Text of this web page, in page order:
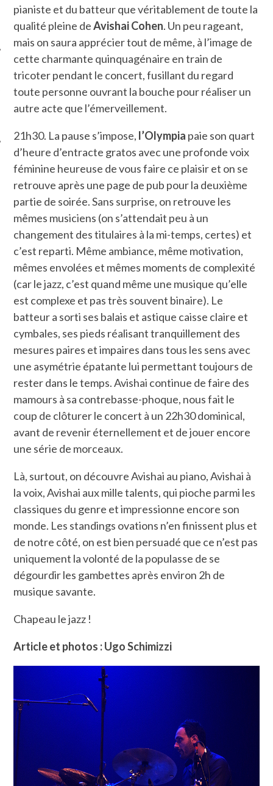
SOCIAUX
pianiste et du batteur que véritablement de toute la
qualité pleine deAvishai Cohen. Un peu rageant,
mais on saura apprécier tout de même, à l’image de
cette charmante quinquagénaire en train de
tricoter pendant le concert, fusillant du regard
toute personne ouvrant la bouche pour réaliser un
autre acte que l’émerveillement.
21h30. La pause s’impose, l’Olympia paie son quart
d’heure d’entracte gratos avec une profonde voix
féminine heureuse de vous faire ce plaisir et on se
retrouve après une page de pub pour la deuxième
partie de soirée. Sans surprise, on retrouve les
mêmes musiciens (on s’attendait peu à un
changement des titulaires à la mi-temps, certes) et
c’est reparti. Même ambiance, même motivation,
mêmes envolées et mêmes moments de complexité
(car le jazz, c’est quand même une musique qu’elle
est complexe et pas très souvent binaire). Le
batteur a sorti ses balais et astique caisse claire et
cymbales, ses pieds réalisant tranquillement des
mesures paires et impaires dans tous les sens avec
une asymétrie épatante lui permettant toujours de
rester dans le temps. Avishai continue de faire des
mamours à sa contrebasse-phoque, nous fait le
coup de clôturer le concert à un 22h30 dominical,
avant de revenir éternellement et de jouer encore
une série de morceaux.
Là, surtout, on découvre Avishai au piano, Avishai à
la voix, Avishai aux mille talents, qui pioche parmi les
classiques du genre et impressionne encore son
monde. Les standings ovations n’en finissent plus et
de notre côté, on est bien persuadé que ce n’est pas
uniquement la volonté de la populasse de se
dégourdir les gambettes après environ 2h de
musique savante.
Chapeau le jazz !
Article et photos : Ugo Schimizzi